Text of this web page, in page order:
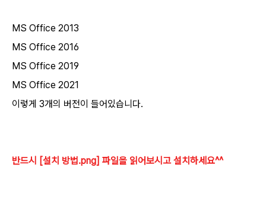
MS Office 2013
MS Office 2016
MS Office 2019
MS Office 2021
이렇게 3개의 버전이 들어있습니다.
반드시 [설치 방법.png] 파일을 읽어보시고 설치하세요^^